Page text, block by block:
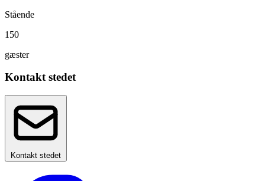
Stående
150
gæster
Kontakt stedet
Kontakt stedet